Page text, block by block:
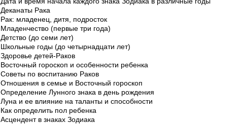
Деканаты Рака
Рак: младенец, дитя, подросток
Младенчество (первые три года)
Детство (до семи лет)
Школьные годы (до четырнадцати лет)
Здоровье детей-Раков
Восточный гороскоп и особенности ребенка
Советы по воспитанию Раков
Отношения в семье и Восточный гороскоп
Определение Лунного знака в день рождения
Луна и ее влияние на таланты и способности
Как определить пол ребенка
Асцендент в знаках Зодиака